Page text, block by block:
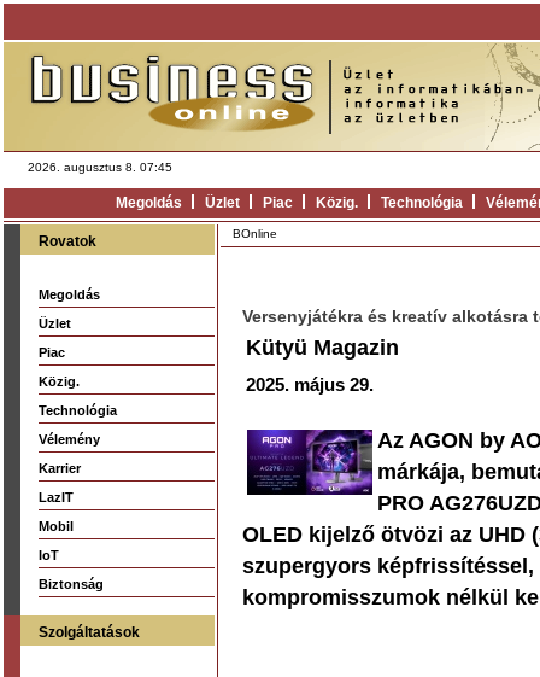
2026. augusztus 8. 07:45
Megoldás Üzlet Piac Közig. Technológia
Rovatok
Megoldás
Üzlet
Piac
Közig.
Technológia
Vélemény
Karrier
LazIT
Mobil
IoT
Biztonság
Szolgáltatások
BOnline
Versenyjátékra és kreatív alkotásra
Kütyü Magazin
2025. május 29.
Az AGON by
márkája,
PRO
OLED kijelző ötvözi az UHD
szupergyors
kompromisszumok nélkül